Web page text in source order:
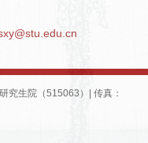
究生院（515063）| 传真：